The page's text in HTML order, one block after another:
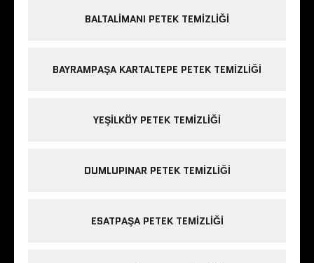
BALTALIMANI PETEK TEMIZLIĞI
BAYRAMPAŞA KARTALTEPE PETEK TEMIZLIĞI
YEŞILKÖY PETEK TEMIZLIĞI
DUMLUPINAR PETEK TEMIZLIĞI
ESATPAŞA PETEK TEMIZLIĞI